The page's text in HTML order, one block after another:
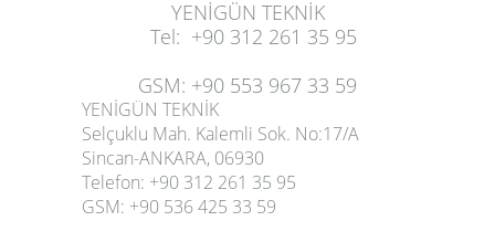
YENİGÜN TEKNİK
Tel: +90 312 261 35 95
GSM: +90 553 967 33 59
YENİGÜN TEKNİK
Selçuklu Mah. Kalemli Sok. No:17/A
Sincan-ANKARA, 06930
Telefon: +90 312 261 35 95
GSM: +90 536 425 33 59